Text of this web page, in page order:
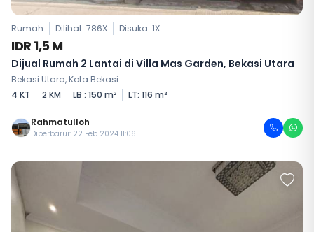
Rumah Dilihat: 786X Disuka: 1X
IDR 1,5 M
Dijual Rumah 2 Lantai di Villa Mas Garden, Bekasi Utara
Bekasi Utara, Kota Bekasi
4 KT
2 KM LB : 150 m² LT: 116 m²
Rahmatulloh
Diperbarui: 22 Feb 2024 11:06